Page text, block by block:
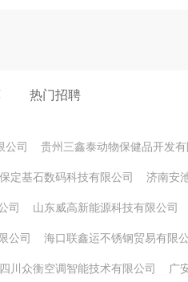
热门招聘
公司 贵州三鑫泰动物保健品开发有
保定基石数码科技有限公司 济南安
司 山东威高新能源科技有限公司
公司 海口联鑫运不锈钢贸易有限
四川众衡空调智能技术有限公司 广